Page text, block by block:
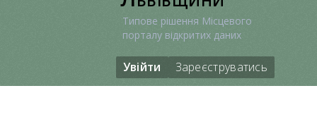
Типове рішення Місцевого
порталу відкритих даних
Увійти Зареєструватись